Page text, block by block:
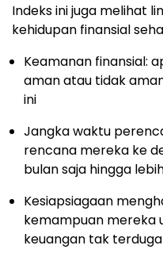
Indeks ini juga melihat
kehidupan finansial
Keamanan finansial:
aman atau tidak
ini
Jangka waktu
rencana mereka ke
bulan saja hingga
Kesiapsiagaan
kemampuan mereka
keuangan tak terduga